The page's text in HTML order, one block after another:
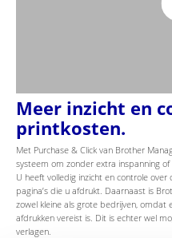
Meer inzicht en
printkosten.
Met Purchase & Click van Brother
systeem om zonder extra inspanning
U heeft volledig inzicht en controle
pagina’s die u afdrukt. Daarnaast is
zowel kleine als grote bedrijven,
afdrukken vereist is. Dit is echter wel
verlagen.